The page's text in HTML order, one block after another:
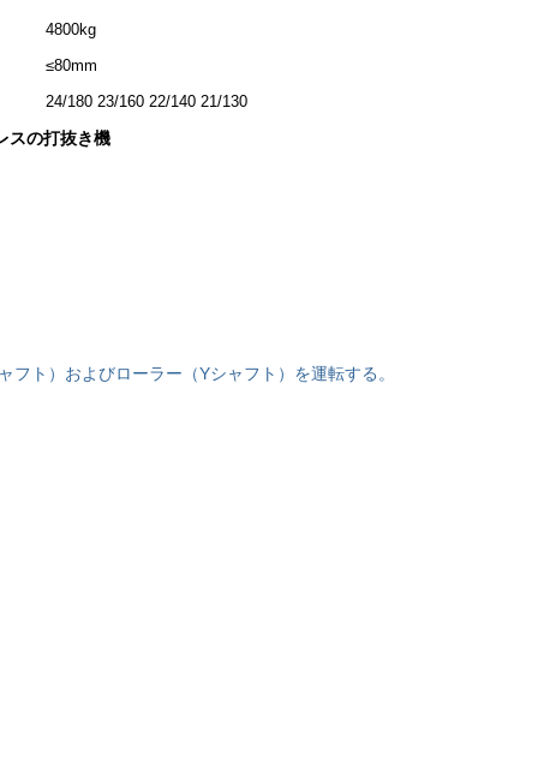
4800kg
≤80mm
24/180 23/160 22/140 21/130
スの打抜き機
ト）およびローラー（Yシャフト）を運転する。